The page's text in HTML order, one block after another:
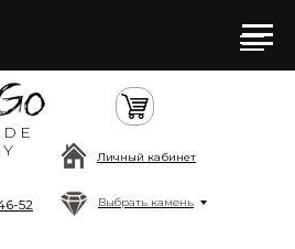
52 Выбрать камень
Личный кабинет